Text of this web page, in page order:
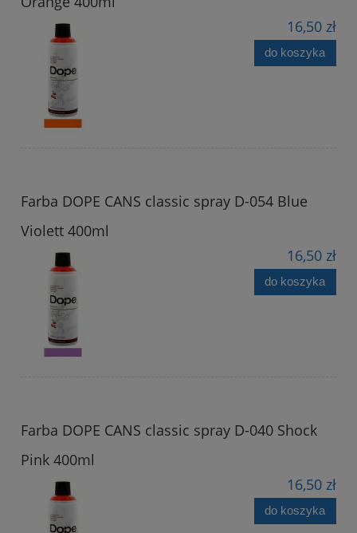
16,50 zł
do koszyka
Farba DOPE CANS classic spray D-054 Blue
Violett 400ml
16,50 zł
do koszyka
Farba DOPE CANS classic spray D-040 Shock
Pink 400ml
16,50 zł
do koszyka